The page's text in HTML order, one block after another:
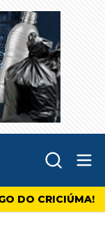
DO CRICIÚMA!